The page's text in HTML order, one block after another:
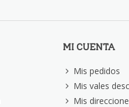
MI CUENTA
Mis pedidos
Mis vales
Mis